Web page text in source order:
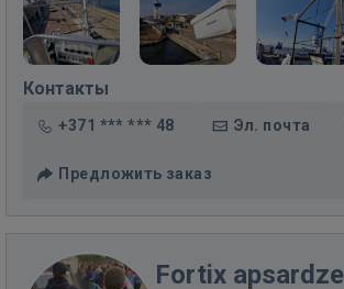
Контакты
+371 *** *** 48 Эл. почта
Предложить заказ
Fortix apsardze